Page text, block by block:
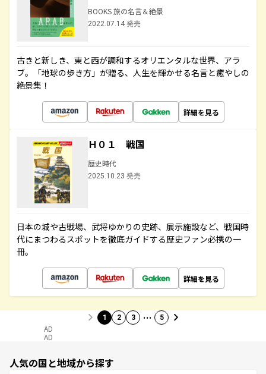
BOOKS 旅の名言＆絶景
2022.07.14 発売
古きと新しき、東と西が調和するオリエンタルな世界、アラ
ブ。「地球の歩き方」が贈る、人生を輝かせる名言と癒やしの
絶景集！
詳細を見る
Ｈ０１ 戦国
歴史時代
2025.10.23 発売
日本の城や古戦場、武将ゆかりの史跡、展示施設など、戦国時
代にまつわるスポットを徹底ガイドする歴史ファン必携の一
冊。
詳細を見る
1 2 3 … 5
AD
AD
人気の国と地域から探す